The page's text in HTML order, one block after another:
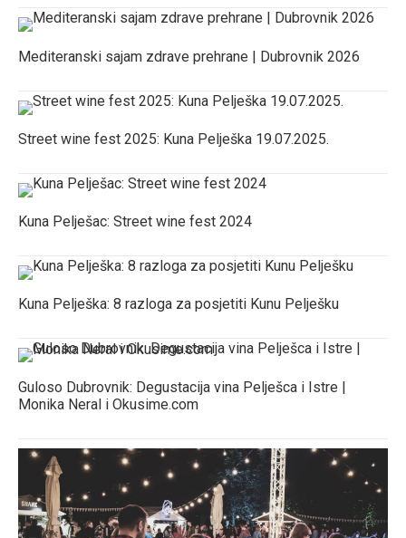
Mediteranski sajam zdrave prehrane | Dubrovnik 2026
Street wine fest 2025: Kuna Pelješka 19.07.2025.
Kuna Pelješac: Street wine fest 2024
Kuna Pelješka: 8 razloga za posjetiti Kunu Pelješku
Guloso Dubrovnik: Degustacija vina Pelješca i Istre |
Monika Neral i Okusime.com